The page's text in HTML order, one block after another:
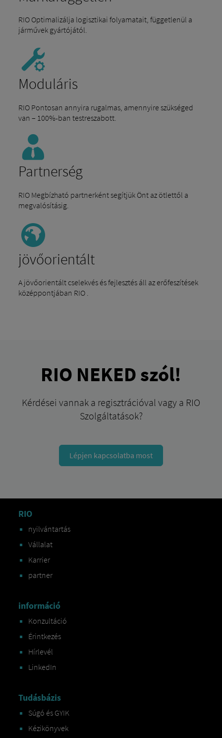
RIO Optimalizálja logisztikai folyamatait, függetlenül a
járművek gyártójától.
Moduláris
RIO Pontosan annyira rugalmas, amennyire szükséged
van – 100%-ban testreszabott.
Partnerség
RIO Megbízható partnerként segítjük Önt az ötlettől a
megvalósításig.
jövőorientált
A jövőorientált cselekvés és fejlesztés áll az erőfeszítések
középpontjában RIO .
RIO NEKED szól!
Kérdései vannak a regisztrációval vagy a RIO
Szolgáltatások?
Lépjen kapcsolatba most
RIO
nyilvántartás
Vállalat
Karrier
partner
információ
Konzultáció
Érintkezés
Hírlevél
LinkedIn
Tudásbázis
Súgó és GYIK
Kézikönyvek